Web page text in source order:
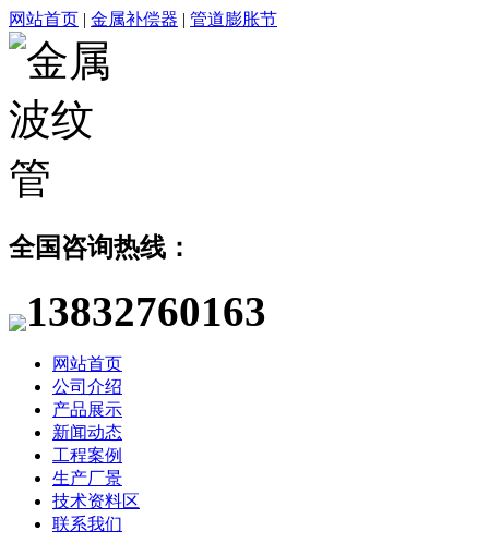
网站首页 | 金属补偿器 | 管道膨胀节
全国咨询热线：
13832760163
网站首页
公司介绍
产品展示
新闻动态
工程案例
生产厂景
技术资料区
联系我们